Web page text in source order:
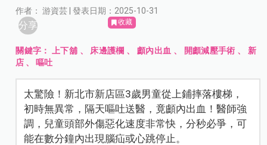
作者： 游資芸 | 發表日期：2025-10-31
分享 收藏
關鍵字： 上下舖 、 床邊護欄 、 顱內出血 、 開顱減壓手術 、 新
店 、 嘔吐
太驚險！新北市新店區3歲男童從上鋪摔落樓梯，
初時無異常，隔天嘔吐送醫，竟顱內出血！醫師強
調，兒童頭部外傷惡化速度非常快，分秒必爭，可
能在數分鐘內出現腦疝或心跳停止。